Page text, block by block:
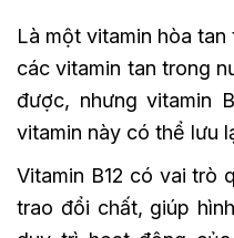
Là một vitamin hòa
các vitamin tan trong
được, nhưng vitamin
vitamin này có thể lưu
Vitamin B12 có vai trò
trao đổi chất, giúp